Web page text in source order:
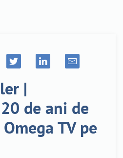
|
de ani de
TV pe